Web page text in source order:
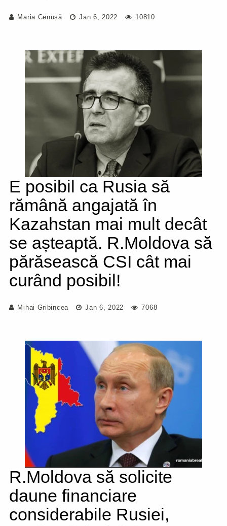
Maria Cenușă Jan 6, 2022 10810
E posibil ca Rusia să
rămână angajată în
Kazahstan mai mult decât
se așteaptă. R.Moldova să
părăsească CSI cât mai
curând posibil!
Mihai Gribincea Jan 6, 2022 7068
R.Moldova să solicite
daune financiare
considerabile Rusiei,